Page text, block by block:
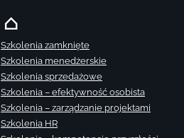
Szkolenia zamknięte
Szkolenia menedżerskie
Szkolenia sprzedażowe
Szkolenia – efektywność osobista
Szkolenia – zarządzanie projektami
Szkolenia HR